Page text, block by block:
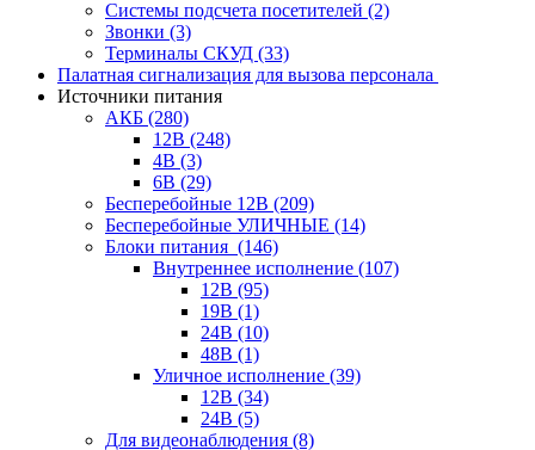
Системы подсчета посетителей (2)
Звонки (3)
Терминалы СКУД (33)
Палатная сигнализация для вызова персонала
Источники питания
АКБ (280)
12В (248)
4В (3)
6В (29)
Бесперебойные 12В (209)
Бесперебойные УЛИЧНЫЕ (14)
Блоки питания (146)
Внутреннее исполнение (107)
12В (95)
19В (1)
24В (10)
48В (1)
Уличное исполнение (39)
12В (34)
24В (5)
Для видеонаблюдения (8)